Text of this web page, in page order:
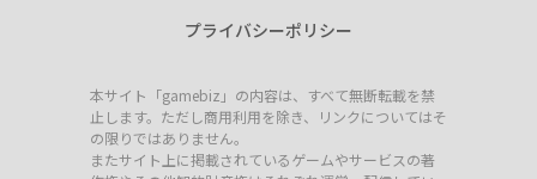
プライバシーポリシー
本サイト「gamebiz」の内容は、すべて無断転載を禁
止します。ただし商用利用を除き、リンクについてはそ
の限りではありません。
またサイト上に掲載されているゲームやサービスの著